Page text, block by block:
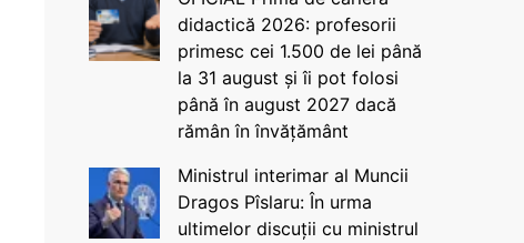
didactică 2026: profesorii
primesc cei 1.500 de lei până
la 31 august și îi pot folosi
până în august 2027 dacă
rămân în învățământ
Ministrul interimar al Muncii
Dragos Pîslaru: În urma
ultimelor discuții cu ministrul